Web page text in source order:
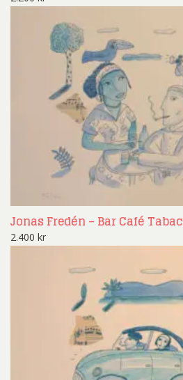
Jonas Fredén – Bar Café Tabac
2.400 kr